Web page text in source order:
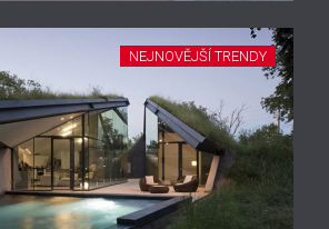
NEJNOVĚJŠÍ TRENDY